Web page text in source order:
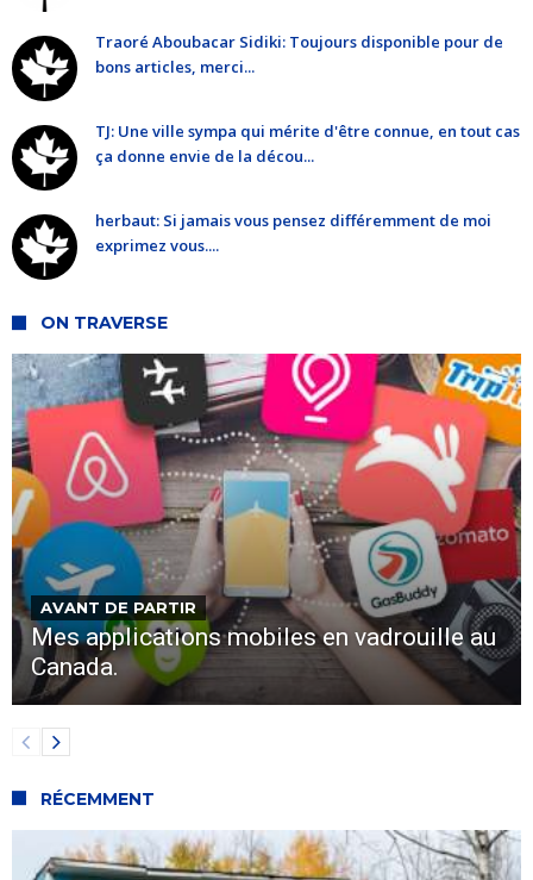
Traoré Aboubacar Sidiki: Toujours disponible pour de
bons articles, merci...
TJ: Une ville sympa qui mérite d'être connue, en tout cas
ça donne envie de la décou...
herbaut: Si jamais vous pensez différemment de moi
exprimez vous....
ON TRAVERSE
AVANT DE PARTIR
Mes applications mobiles en vadrouille au
Canada.
RÉCEMMENT